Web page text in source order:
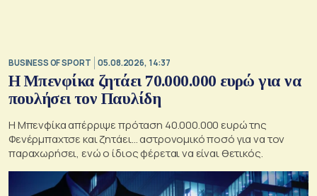
BUSINESS OF SPORT 05.08.2026, 14:37
Η Μπενφίκα ζητάει 70.000.000 ευρώ για να
πουλήσει τον Παυλίδη
Η Μπενφίκα απέρριψε πρόταση 40.000.000 ευρώ της
Φενέρμπαχτσε και ζητάει… αστρονομικό ποσό για να τον
παραχωρήσει, ενώ ο ίδιος φέρεται να είναι θετικός.